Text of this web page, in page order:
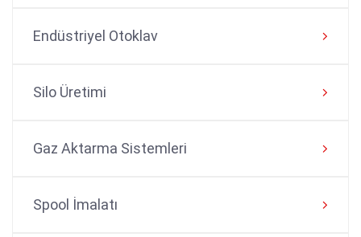
Endüstriyel Otoklav
Silo Üretimi
Gaz Aktarma Sistemleri
Spool İmalatı